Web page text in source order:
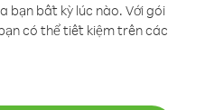
bạn bất kỳ lúc nào. Với gói
có thể tiết kiệm trên các